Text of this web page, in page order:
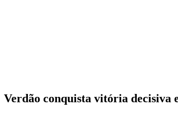
Verdão conquista vitória decisiva